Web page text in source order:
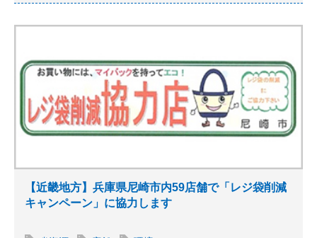
【近畿地方】兵庫県尼崎市内59店舗で「レジ袋削減
キャンペーン」に協力します